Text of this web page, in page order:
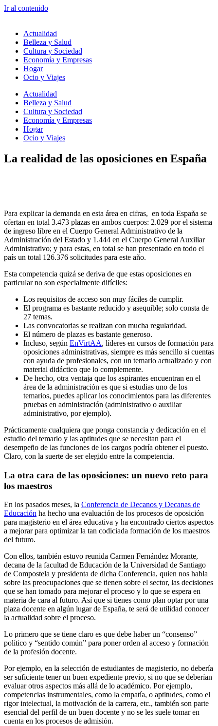
Ir al contenido
Actualidad
Belleza y Salud
Cultura y Sociedad
Economía y Empresas
Hogar
Ocio y Viajes
Actualidad
Belleza y Salud
Cultura y Sociedad
Economía y Empresas
Hogar
Ocio y Viajes
La realidad de las oposiciones en España
Para explicar la demanda en esta área en cifras, en toda España se
ofertan en total 3.473 plazas en ambos cuerpos: 2.029 por el sistema
de ingreso libre en el Cuerpo General Administrativo de la
Administración del Estado y 1.444 en el Cuerpo General Auxiliar
Administrativo; y para estas, en total se han presentado en todo el
país un total 126.376 solicitudes para este año.
Esta competencia quizá se deriva de que estas oposiciones en
particular no son especialmente difíciles:
Los requisitos de acceso son muy fáciles de cumplir.
El programa es bastante reducido y asequible; solo consta de
27 temas.
Las convocatorias se realizan con mucha regularidad.
El número de plazas es bastante generoso.
Incluso, según EnVirtAA, líderes en cursos de formación para
oposiciones administrativas, siempre es más sencillo si cuentas
con ayuda de profesionales, con un temario actualizado y con
material didáctico que lo complemente.
De hecho, otra ventaja que los aspirantes encuentran en el
área de la administración es que si estudias uno de los
temarios, puedes aplicar los conocimientos para las diferentes
pruebas en administración (administrativo o auxiliar
administrativo, por ejemplo).
Prácticamente cualquiera que ponga constancia y dedicación en el
estudio del temario y las aptitudes que se necesitan para el
desempeño de las funciones de los cargos podría obtener el puesto.
Claro, con la suerte de ser elegido entre la competencia.
La otra cara de las oposiciones: un nuevo reto para
los maestros
En los pasados meses, la Conferencia de Decanos y Decanas de
Educación ha hecho una evaluación de los procesos de oposición
para magisterio en el área educativa y ha encontrado ciertos aspectos
a mejorar para optimizar la tan codiciada formación de los maestros
del futuro.
Con ellos, también estuvo reunida Carmen Fernández Morante,
decana de la facultad de Educación de la Universidad de Santiago
de Compostela y presidenta de dicha Conferencia, quien nos habla
sobre las preocupaciones que se tienen sobre el sector, las decisiones
que se han tomado para mejorar el proceso y lo que se espera en
materia de cara al futuro. Así que si tienes como plan optar por una
plaza docente en algún lugar de España, te será de utilidad conocer
la actualidad sobre el proceso.
Lo primero que se tiene claro es que debe haber un “consenso”
político y “sentido común” para poner orden al acceso y formación
de la profesión docente.
Por ejemplo, en la selección de estudiantes de magisterio, no debería
ser suficiente tener un buen expediente previo, si no que se deberían
evaluar otros aspectos más allá de lo académico. Por ejemplo,
competencias instrumentales, como la empatía, o aptitudes, como el
rigor intelectual, la motivación de la carrera, etc., también son parte
esencial del perfil de un buen docente y no se les suele tomar en
cuenta en los procesos de admisión.